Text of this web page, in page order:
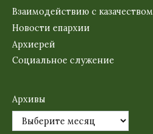
Взаимодействию с казачеством
Новости епархии
Архиерей
Социальное служение
Архивы